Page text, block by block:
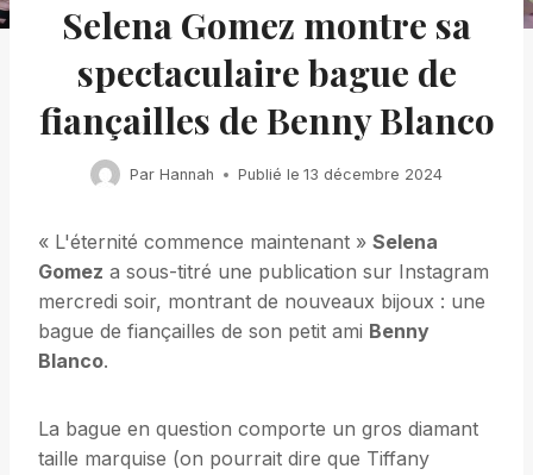
Selena Gomez montre sa
spectaculaire bague de
fiançailles de Benny Blanco
Par Hannah Publié le 13 décembre 2024
« L'éternité commence maintenant » Selena
Gomez a sous-titré une publication sur Instagram
mercredi soir, montrant de nouveaux bijoux : une
bague de fiançailles de son petit ami Benny
Blanco.
La bague en question comporte un gros diamant
taille marquise (on pourrait dire que Tiffany